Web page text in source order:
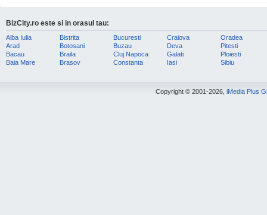
BizCity.ro este si in orasul tau:
Alba Iulia
Arad
Bacau
Baia Mare
Bistrita
Botosani
Braila
Brasov
Bucuresti
Buzau
Cluj Napoca
Constanta
Craiova
Deva
Galati
Iasi
Oradea
Pitesti
Ploiesti
Sibiu
Copyright © 2001-2026, iMedia Plus